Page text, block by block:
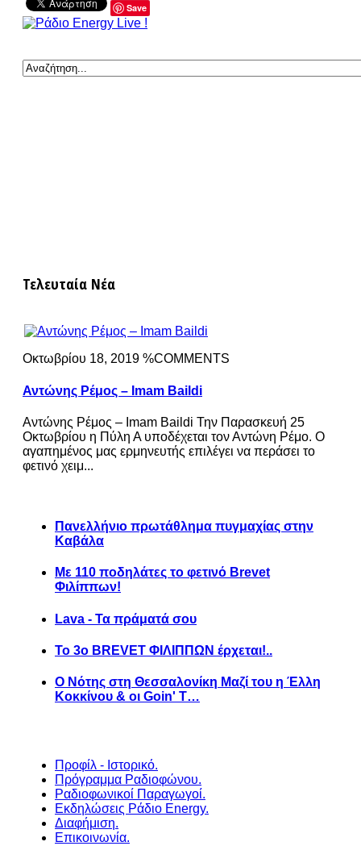
Save
Τελευταία Νέα
Οκτωβρίου 18, 2019 %COMMENTS
Αντώνης Ρέμος – Imam Baildi
Αντώνης Ρέμος – Imam Baildi Την Παρασκευή 25
Οκτωβρίου η Πύλη Α υποδέχεται τον Αντώνη Ρέμο. Ο
αγαπημένος μας ερμηνευτής επιλέγει να περάσει το
φετινό χειμ...
Πανελλήνιο πρωτάθλημα πυγμαχίας στην
Καβάλα
Με 110 ποδηλάτες το φετινό Brevet
Φιλίππων!
Lava - Τα πράματά σου
Το 3ο BREVET ΦΙΛΙΠΠΩΝ έρχεται!..
Ο Νότης στη Θεσσαλονίκη Μαζί του η Έλλη
Κοκκίνου & οι Goin' T…
Προφίλ - Ιστορικό.
Πρόγραμμα Ραδιοφώνου.
Ραδιοφωνικοί Παραγωγοί.
Εκδηλώσεις Ράδιο Energy.
Διαφήμιση.
Επικοινωνία.